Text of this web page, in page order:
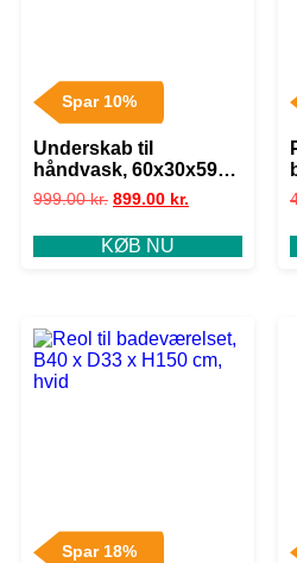
Spar 10%
Underskab til
håndvask, 60x30x59
cm, blå
999.00kr. 899.00 kr.
KØB NU
Spar 18%